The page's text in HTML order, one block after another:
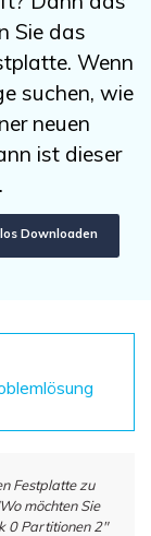
In
Sie das
Wenn
suchen, wie
neuen
ist dieser
Downloaden
Festplatte zu
möchten Sie
0 Partitionen 2"